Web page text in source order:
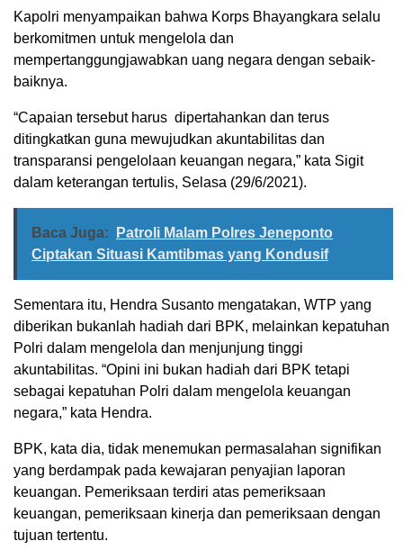
Kapolri menyampaikan bahwa Korps Bhayangkara selalu
berkomitmen untuk mengelola dan
mempertanggungjawabkan uang negara dengan sebaik-
baiknya.
“Capaian tersebut harus dipertahankan dan terus
ditingkatkan guna mewujudkan akuntabilitas dan
transparansi pengelolaan keuangan negara,” kata Sigit
dalam keterangan tertulis, Selasa (29/6/2021).
Baca Juga:
Patroli Malam Polres Jeneponto
Ciptakan Situasi Kamtibmas yang Kondusif
Sementara itu, Hendra Susanto mengatakan, WTP yang
diberikan bukanlah hadiah dari BPK, melainkan kepatuhan
Polri dalam mengelola dan menjunjung tinggi
akuntabilitas. “Opini ini bukan hadiah dari BPK tetapi
sebagai kepatuhan Polri dalam mengelola keuangan
negara,” kata Hendra.
BPK, kata dia, tidak menemukan permasalahan signifikan
yang berdampak pada kewajaran penyajian laporan
keuangan. Pemeriksaan terdiri atas pemeriksaan
keuangan, pemeriksaan kinerja dan pemeriksaan dengan
tujuan tertentu.